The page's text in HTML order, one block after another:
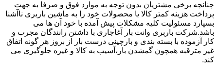
چنانچه برخی مشتریان بدون توجه به موارد فوق و صرفا به جهت
پرداخت هزینه کمتر کالا یا محصولات خود را به ماشین باربری ناآشنا
بسپارد مسئولیت کلیه مشکلات پیش آمده با خود آن ها می
باشد.شرکت باربری وانت بار آغاجاری با داشتن رانندگان مجرب و
کار آزموده با بسته بندی و بارچینی درست بار از بروز هر گونه اتفاق
غیر مترقبه همچون گمشدن بار،آسیب به کالا و غیره جلوگیری می
کند.